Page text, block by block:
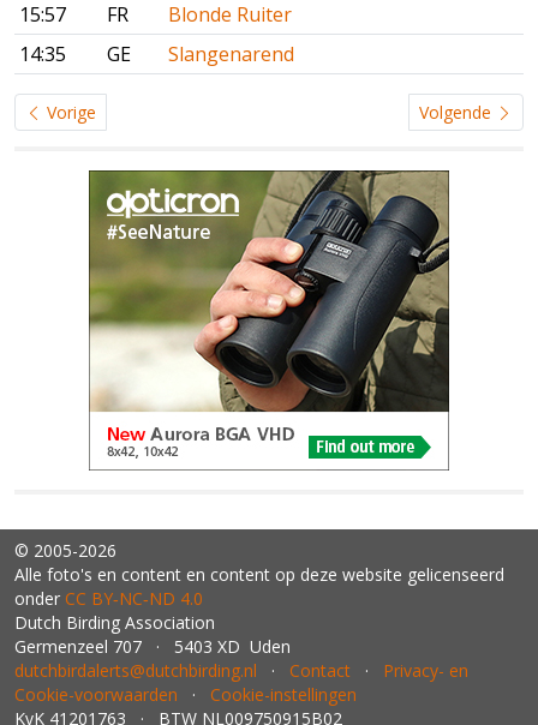
15:57
FR
Blonde Ruiter
14:35
GE Slangenarend
Vorige Volgende
© 2005-2026
Alle foto's en content en content op deze website gelicenseerd
onder CC BY‑NC‑ND 4.0
Dutch Birding Association
Germenzeel 707 · 5403 XD Uden
dutchbirdalerts@dutchbirding.nl · Contact · Privacy- en
Cookie-voorwaarden · Cookie-instellingen
KvK 41201763 · BTW NL009750915B02